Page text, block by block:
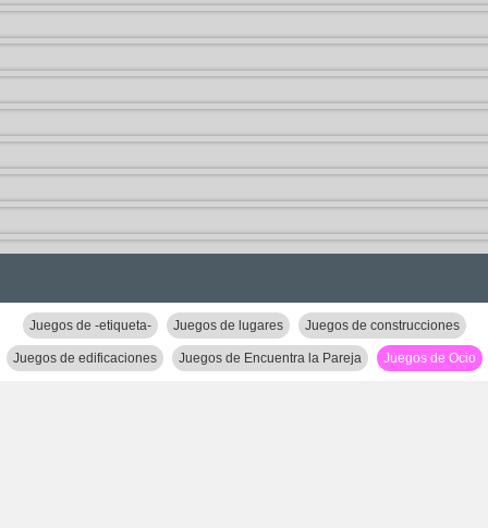
Juegos de -etiqueta- Juegos de lugares Juegos de construcciones
Juegos de edificaciones Juegos de Encuentra la Pareja Juegos de Ocio